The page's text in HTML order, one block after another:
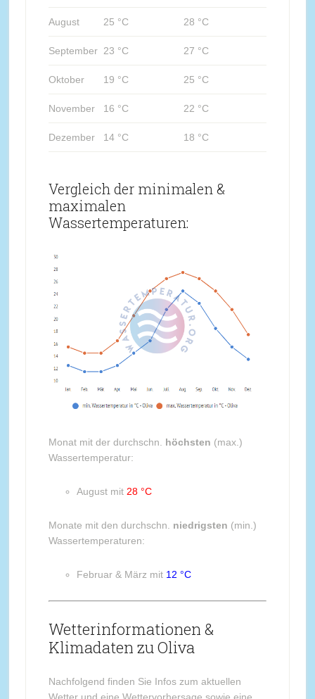
August 25 °C 28 °C
September 23 °C 27 °C
Oktober 19 °C 25 °C
November 16 °C 22 °C
Dezember 14 °C 18 °C
Vergleich der minimalen &
maximalen
Wassertemperaturen:
Monat mit der durchschn. höchsten (max.)
Wassertemperatur:
August mit 28 °C
Monate mit den durchschn. niedrigsten (min.)
Wassertemperaturen:
Februar & März mit 12 °C
Wetterinformationen &
Klimadaten zu Oliva
Nachfolgend finden Sie Infos zum aktuellen
Wetter und eine Wettervorhersage sowie eine